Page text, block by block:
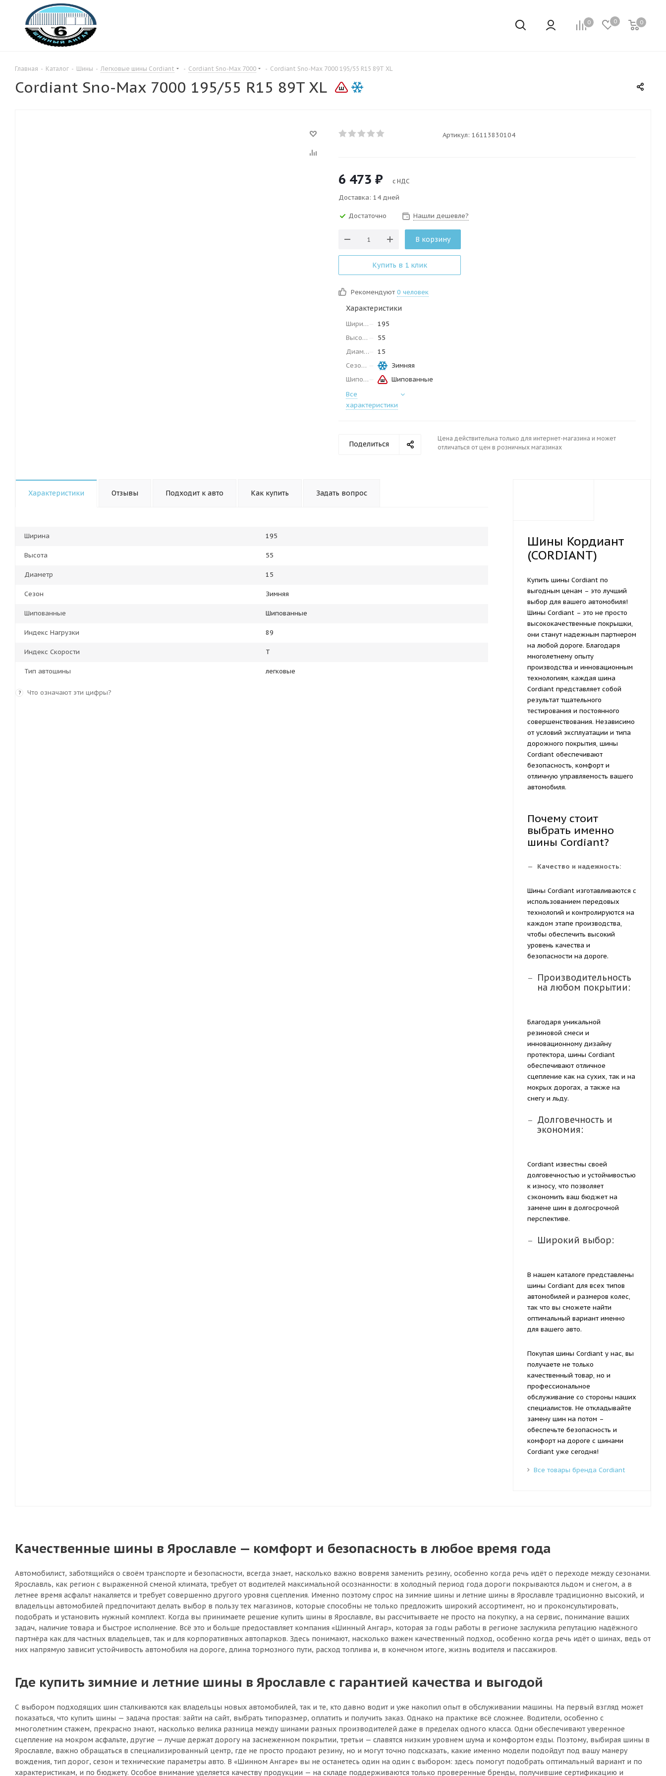
0 0 0
Главная - Каталог - Шины - Легковые шины Cordiant - Cordiant Sno-Max 7000 - Cordiant Sno-Max 7000 195/55 R15 89T XL
Cordiant Sno-Max 7000 195/55 R15 89T XL
Артикул: 16113830104
6 473 ₽ с НДС
Доставка: 14 дней
Достаточно Нашли дешевле?
В корзину
Купить в 1 клик
Рекомендуют 0 человек
Характеристики
Ширина
195
Высота
55
Диаметр
15
Сезон
Зимняя
Шипованные
Шипованные
Все
характеристики
Поделиться
Цена действительна только для интернет-магазина и может
отличаться от цен в розничных магазинах
Характеристики Отзывы Подходит к авто Как купить Задать вопрос
Ширина 195
Высота 55
Диаметр 15
Сезон Зимняя
Шипованные Шипованные
Индекс Нагрузки 89
Индекс Скорости T
Тип автошины легковые
? Что означают эти цифры?
Шины Кордиант
(CORDIANT)
Купить шины Cordiant по
выгодным ценам – это лучший
выбор для вашего автомобиля!
Шины Cordiant – это не просто
высококачественные покрышки,
они станут надежным партнером
на любой дороге. Благодаря
многолетнему опыту
производства и инновационным
технологиям, каждая шина
Cordiant представляет собой
результат тщательного
тестирования и постоянного
совершенствования. Независимо
от условий эксплуатации и типа
дорожного покрытия, шины
Cordiant обеспечивают
безопасность, комфорт и
отличную управляемость вашего
автомобиля.
Почему стоит
выбрать именно
шины Cordiant?
Качество и надежность:
Шины Cordiant изготавливаются с
использованием передовых
технологий и контролируются на
каждом этапе производства,
чтобы обеспечить высокий
уровень качества и
безопасности на дороге.
Производительность
на любом покрытии:
Благодаря уникальной
резиновой смеси и
инновационному дизайну
протектора, шины Cordiant
обеспечивают отличное
сцепление как на сухих, так и на
мокрых дорогах, а также на
снегу и льду.
Долговечность и
экономия:
Cordiant известны своей
долговечностью и устойчивостью
к износу, что позволяет
сэкономить ваш бюджет на
замене шин в долгосрочной
перспективе.
Широкий выбор:
В нашем каталоге представлены
шины Cordiant для всех типов
автомобилей и размеров колес,
так что вы сможете найти
оптимальный вариант именно
для вашего авто.
Покупая шины Cordiant у нас, вы
получаете не только
качественный товар, но и
профессиональное
обслуживание со стороны наших
специалистов. Не откладывайте
замену шин на потом –
обеспечьте безопасность и
комфорт на дороге с шинами
Cordiant уже сегодня!
Все товары бренда Cordiant
Качественные шины в Ярославле — комфорт и безопасность в любое время года
Автомобилист, заботящийся о своём транспорте и безопасности, всегда знает, насколько важно вовремя заменить резину, особенно когда речь идёт о переходе между сезонами.
Ярославль, как регион с выраженной сменой климата, требует от водителей максимальной осознанности: в холодный период года дороги покрываются льдом и снегом, а в
летнее время асфальт накаляется и требует совершенно другого уровня сцепления. Именно поэтому спрос на зимние шины и летние шины в Ярославле традиционно высокий, и
владельцы автомобилей предпочитают делать выбор в пользу тех магазинов, которые способны не только предложить широкий ассортимент, но и проконсультировать,
подобрать и установить нужный комплект. Когда вы принимаете решение купить шины в Ярославле, вы рассчитываете не просто на покупку, а на сервис, понимание ваших
задач, наличие товара и быстрое исполнение. Всё это и больше предоставляет компания «Шинный Ангар», которая за годы работы в регионе заслужила репутацию надёжного
партнёра как для частных владельцев, так и для корпоративных автопарков. Здесь понимают, насколько важен качественный подход, особенно когда речь идёт о шинах, ведь от
них напрямую зависит устойчивость автомобиля на дороге, длина тормозного пути, расход топлива и, в конечном итоге, жизнь водителя и пассажиров.
Где купить зимние и летние шины в Ярославле с гарантией качества и выгодой
С выбором подходящих шин сталкиваются как владельцы новых автомобилей, так и те, кто давно водит и уже накопил опыт в обслуживании машины. На первый взгляд может
показаться, что купить шины — задача простая: зайти на сайт, выбрать типоразмер, оплатить и получить заказ. Однако на практике всё сложнее. Водители, особенно с
многолетним стажем, прекрасно знают, насколько велика разница между шинами разных производителей даже в пределах одного класса. Одни обеспечивают уверенное
сцепление на мокром асфальте, другие — лучше держат дорогу на заснеженном покрытии, третьи — славятся низким уровнем шума и комфортом езды. Поэтому, выбирая шины в
Ярославле, важно обращаться в специализированный центр, где не просто продают резину, но и могут точно подсказать, какие именно модели подойдут под вашу манеру
вождения, тип дорог, сезон и технические параметры авто. В «Шинном Ангаре» вы не останетесь один на один с выбором: здесь помогут подобрать оптимальный вариант и по
характеристикам, и по бюджету. Особое внимание уделяется качеству продукции — на складе поддерживаются только проверенные бренды, получившие сертификацию и